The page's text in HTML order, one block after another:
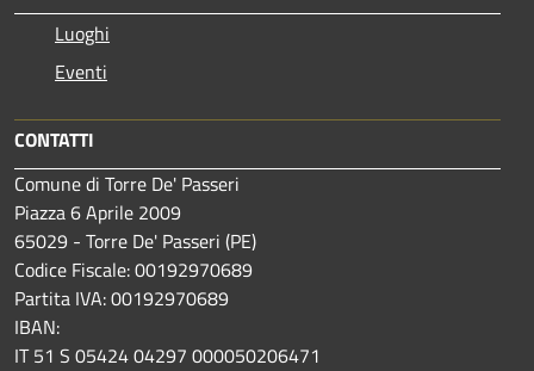
Luoghi
Eventi
CONTATTI
Comune di Torre De' Passeri
Piazza 6 Aprile 2009
65029 - Torre De' Passeri (PE)
Codice Fiscale: 00192970689
Partita IVA: 00192970689
IBAN:
IT 51 S 05424 04297 000050206471